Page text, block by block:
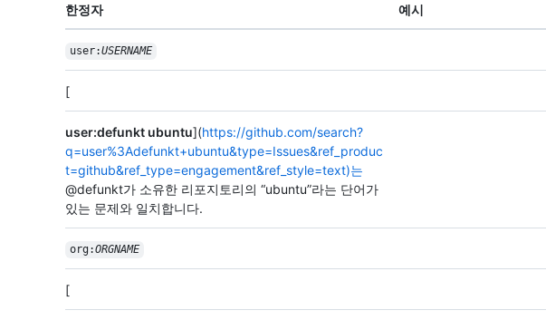
한정자 예시
user:USERNAME
[
user:defunkt ubuntu](https://github.com/search?
q=user%3Adefunkt+ubuntu&type=Issues&ref_produc
t=github&ref_type=engagement&ref_style=text)는
@defunkt가 소유한 리포지토리의 “ubuntu”라는 단어가
있는 문제와 일치합니다.
org:ORGNAME
[